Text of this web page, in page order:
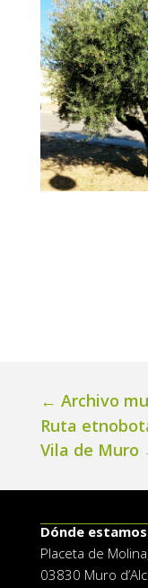
← Archivo
Ruta
Vila de Muro
Dónde
Placeta de
03830 Muro